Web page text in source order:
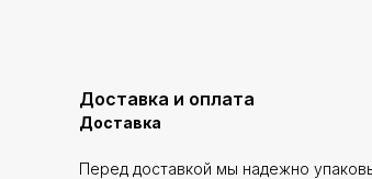
Доставка и оплата
Доставка
Перед доставкой мы надежно